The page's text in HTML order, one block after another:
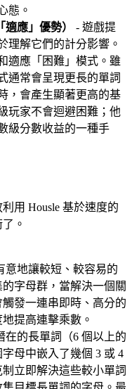
態。
應」優勢）
- 遊戲提
理解它們的計分影響。
適應「困難」模式。雖
通常會呈現更長的單詞
，會產生顯著更高的基
玩家不會迴避困難；他
級分數收益的一種手
用 Housle 基於速度的
。
意地讓較短、較容易的
字母群，當解決一個關
發一連串即時、高分的
提高連擊乘數。
在的長單詞（6 個以上的
母中嵌入了幾個 3 或 4
立即解決這些較小單詞